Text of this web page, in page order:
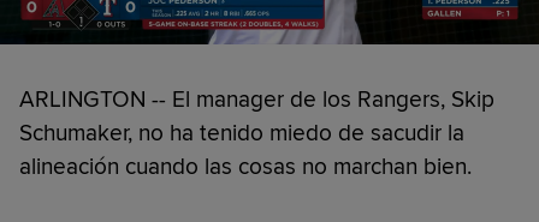
ARLINGTON -- El manager de los Rangers, Skip
Schumaker, no ha tenido miedo de sacudir la
alineación cuando las cosas no marchan bien.